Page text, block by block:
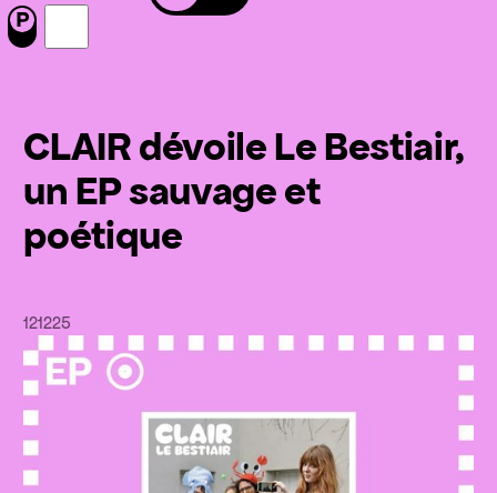
Menu
Nous suivre sur Facebook
Nous suivre sur Instagram
CLAIR dévoile Le Bestiair,
un EP sauvage et
poétique
121225